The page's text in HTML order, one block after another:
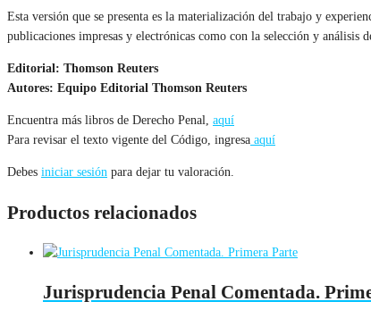
Esta versión que se presenta es la materialización del trabajo y
publicaciones impresas y electrónicas como con la selección y
Editorial: Thomson Reuters
Autores: Equipo Editorial Thomson Reuters
Encuentra más libros de Derecho Penal, aquí
Para revisar el texto vigente del Código, ingresa aquí
Debes iniciar sesión para dejar tu valoración.
Productos relacionados
Jurisprudencia Penal Comentada.